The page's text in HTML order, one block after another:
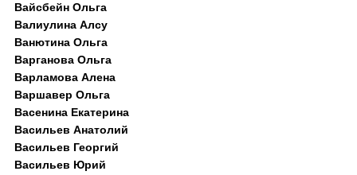
Вайсбейн Ольга
Валиулина Алсу
Ванютина Ольга
Варганова Ольга
Варламова Алена
Варшавер Ольга
Васенина Екатерина
Васильев Анатолий
Васильев Георгий
Васильев Юрий